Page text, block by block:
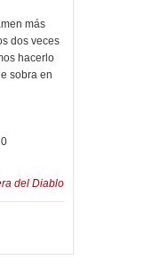
más
dos veces
hacerlo
sobra en
del Diablo